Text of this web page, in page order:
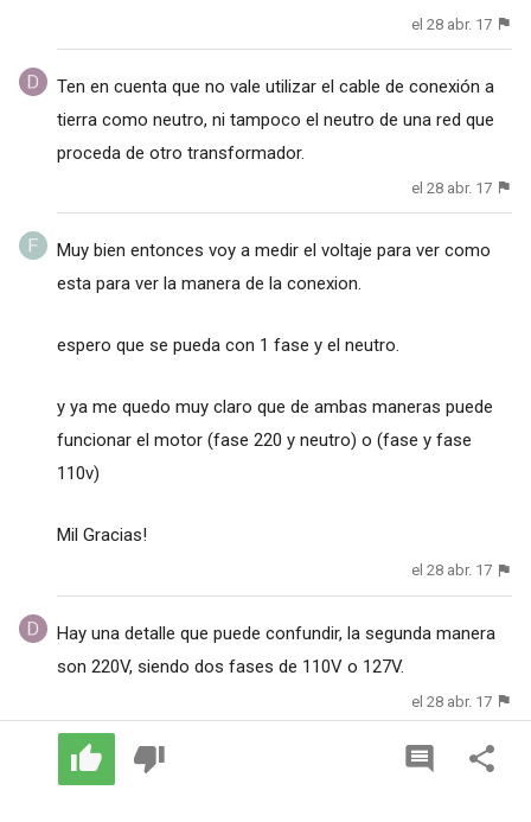
el 28 abr. 17
Ten en cuenta que no vale utilizar el cable de conexión a
tierra como neutro, ni tampoco el neutro de una red que
proceda de otro transformador.
el 28 abr. 17
Muy bien entonces voy a medir el voltaje para ver como
esta para ver la manera de la conexion.
espero que se pueda con 1 fase y el neutro.
y ya me quedo muy claro que de ambas maneras puede
funcionar el motor (fase 220 y neutro) o (fase y fase
110v)
Mil Gracias!
el 28 abr. 17
Hay una detalle que puede confundir, la segunda manera
son 220V, siendo dos fases de 110V o 127V.
el 28 abr. 17